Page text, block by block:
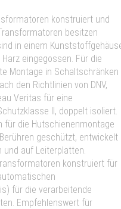
konstruiert und
besitzen
in einem
eingegossen. Für die
Montage in Schaltschränken
den Richtlinien von DNV,
Veritas für eine
II, doppelt isoliert.
für die Hutschienenmontage
geschützt, entwickelt
und auf Leiterplatten.
konstruiert für
für die verarbeitende
Empfehlenswert für